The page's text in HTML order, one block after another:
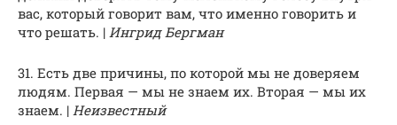
вас, который говорит вам, что именно говорить и
что решать. | Ингрид Бергман
31. Есть две причины, по которой мы не доверяем
людям. Первая — мы не знаем их. Вторая — мы их
знаем. | Неизвестный